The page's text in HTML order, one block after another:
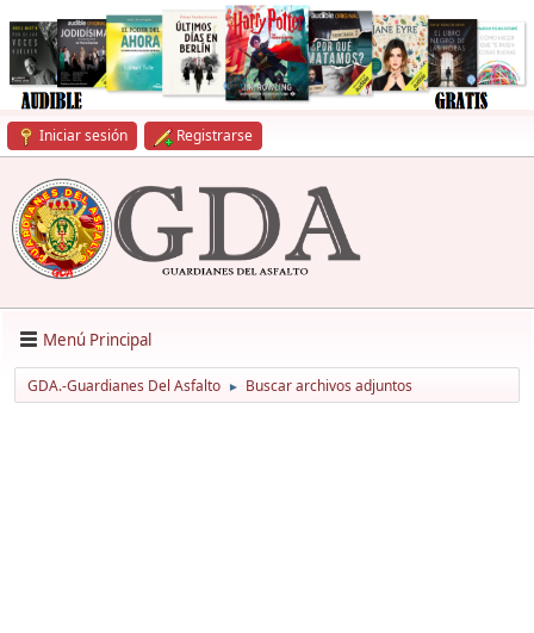
Iniciar sesión Registrarse
Menú Principal
GDA.-Guardianes Del Asfalto ► Buscar archivos adjuntos